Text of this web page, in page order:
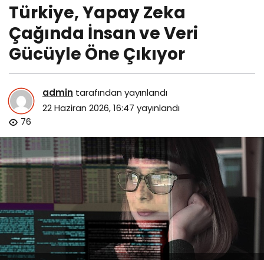
Türkiye, Yapay Zeka
Çağında İnsan ve Veri
Gücüyle Öne Çıkıyor
admin tarafından yayınlandı
22 Haziran 2026, 16:47 yayınlandı
76